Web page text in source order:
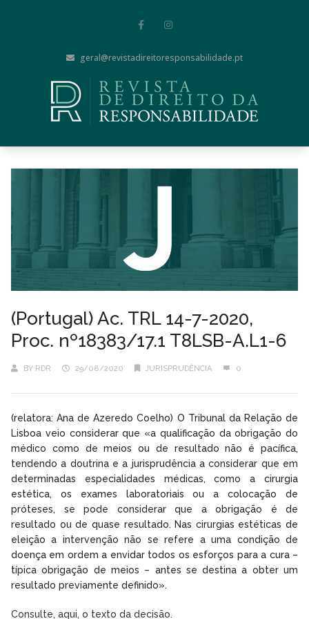
geral@revistadireitoresponsabilidade.pt
(Portugal) Ac. TRL 14-7-2020,
Proc. nº18383/17.1 T8LSB-A.L1-6
BY RDR 29/08/2020 JURISPRUDÊNCIA 0
(relatora: Ana de Azeredo Coelho) O Tribunal da Relação de
Lisboa veio considerar que «a qualificação da obrigação do
médico como de meios ou de resultado não é pacífica,
tendendo a doutrina e a jurisprudência a considerar que em
determinadas especialidades médicas, como a cirurgia
estética, os exames laboratoriais ou a colocação de
próteses, se pode considerar que a obrigação é de
resultado ou de quase resultado. Nas cirurgias estéticas de
eleição a intervenção não se refere a uma condição de
doença em ordem a envidar todos os esforços para a cura –
típica obrigação de meios – antes se destina a obter um
resultado previamente definido».
Consulte, aqui, o texto da decisão.